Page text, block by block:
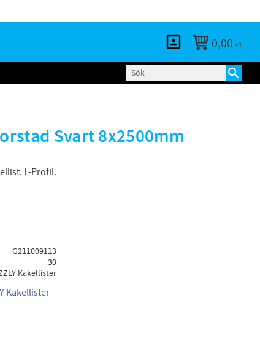
0,00 KR
Svart 8x2500mm
L-Profil.
G211009113
30
Kakellister
Kakellister